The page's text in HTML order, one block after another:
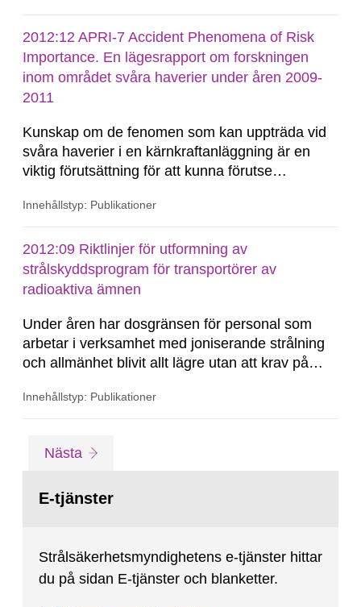
frågor där det krävs en vetenskaplig prövning...
2012:12 APRI-7 Accident Phenomena of Risk
Importance. En lägesrapport om forskningen
inom området svåra haverier under åren 2009-
2011
Kunskap om de fenomen som kan uppträda vid
svåra haverier i en kärnkraftanläggning är en
viktig förutsättning för att kunna förutse
rutiner och instruktioner för haverihantering, för
kvalitet på haverianalyser och riskstudier.
Sedan...
Innehållstyp: Publikationer
2012:09 Riktlinjer för utformning av
strålskyddsprogram för transportörer av
radioaktiva ämnen
Under åren har dosgränsen för personal som
arbetar i verksamhet med joniserande strålning
och allmänhet blivit allt lägre utan att krav på
ämnen har införts. Transporter av kollin med
Innehållstyp: Publikationer
Nästa sida
E-tjänster
Strålsäkerhetsmyndighetens e-tjänster hittar
du på sidan E-tjänster och blanketter.